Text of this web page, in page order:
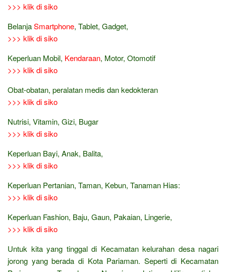
>>> klik di siko
BelanjaSmartphone, Tablet, Gadget,
>>> klik di siko
Keperluan Mobil, Kendaraan, Motor, Otomotif
>>> klik di siko
Obat-obatan, peralatan medis dan kedokteran
>>> klik di siko
Nutrisi, Vitamin, Gizi, Bugar
>>> klik di siko
Keperluan Bayi, Anak, Balita,
>>> klik di siko
Keperluan Pertanian, Taman, Kebun, Tanaman Hias:
>>> klik di siko
Keperluan Fashion, Baju, Gaun, Pakaian, Lingerie,
>>> klik di siko
Untuk kita yang tinggal di Kecamatan kelurahan desa nagari
jorong yang berada di Kota Pariaman. Seperti di Kecamatan